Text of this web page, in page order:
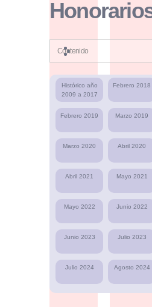
Contenido
Histórico año
2009 a 2017
Febrero 2018
Febrero 2019 Marzo 2019
Marzo 2020 Abril 2020
Abril 2021 Mayo 2021
Mayo 2022 Junio 2022
Junio 2023 Julio 2023
Julio 2024 Agosto 2024